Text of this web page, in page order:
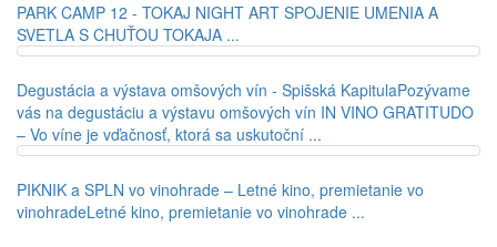
PARK CAMP 12 - TOKAJ NIGHT ART SPOJENIE UMENIA A
SVETLA S CHUŤOU TOKAJA ...
Degustácia a výstava omšových vín - Spišská KapitulaPozývame
vás na degustáciu a výstavu omšových vín IN VINO GRATITUDO
– Vo víne je vďačnosť, ktorá sa uskutoční ...
PIKNIK a SPLN vo vinohrade – Letné kino, premietanie vo
vinohradeLetné kino, premietanie vo vinohrade ...